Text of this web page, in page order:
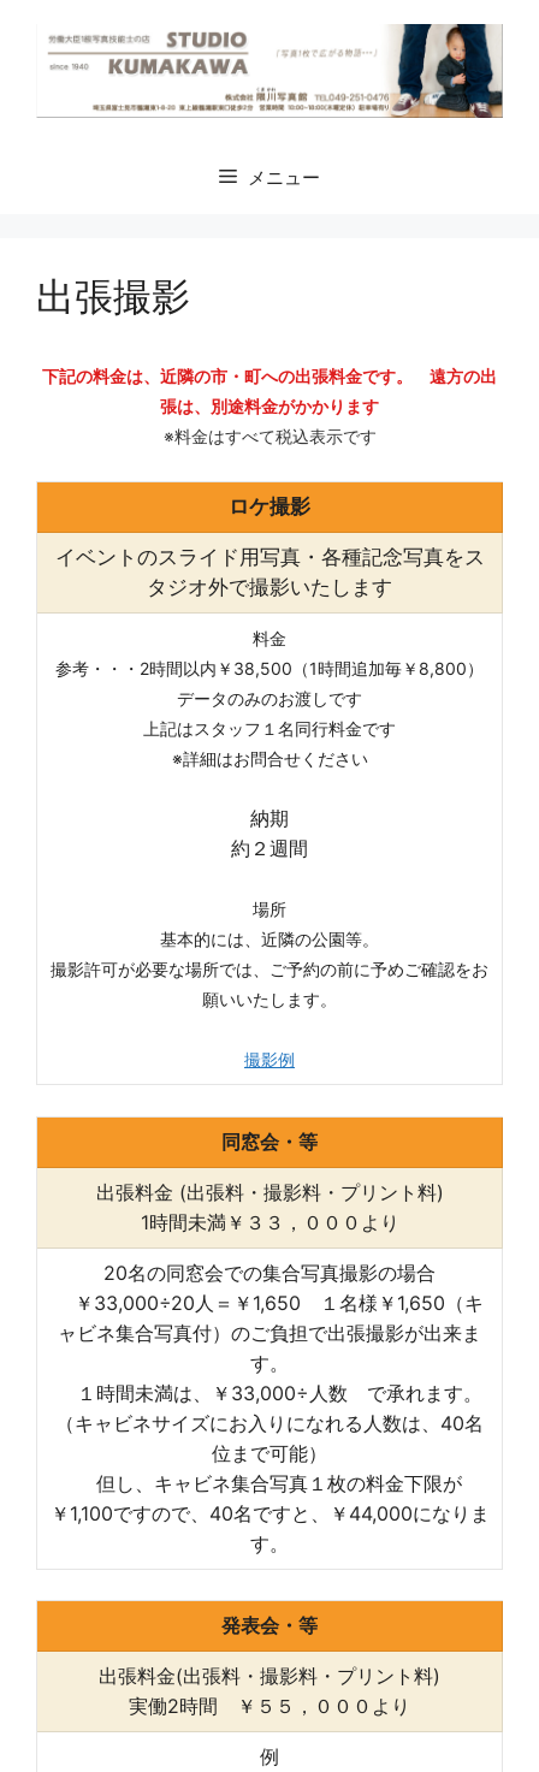
メニュー
出張撮影
下記の料金は、近隣の市・町への出張料金です。 遠方の出
張は、別途料金がかかります
※料金はすべて税込表示です
ロケ撮影
イベントのスライド用写真・各種記念写真をス
タジオ外で撮影いたします
料金
参考・・・2時間以内￥38,500（1時間追加毎￥8,800）
データのみのお渡しです
上記はスタッフ１名同行料金です
※詳細はお問合せください
納期
約２週間
場所
基本的には、近隣の公園等。
撮影許可が必要な場所では、ご予約の前に予めご確認をお
願いいたします。
撮影例
同窓会・等
出張料金 (出張料・撮影料・プリント料)
1時間未満￥３３，０００より
20名の同窓会での集合写真撮影の場合
￥33,000÷20人＝￥1,650 １名様￥1,650（キ
ャビネ集合写真付）のご負担で出張撮影が出来ま
す。
１時間未満は、￥33,000÷人数 で承れます。
（キャビネサイズにお入りになれる人数は、40名
位まで可能）
但し、キャビネ集合写真１枚の料金下限が
￥1,100ですので、40名ですと、￥44,000になりま
す。
発表会・等
出張料金(出張料・撮影料・プリント料)
実働2時間 ￥５５，０００より
例